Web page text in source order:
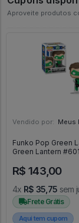
Aproveite produtos
Vendido por: Meus
Funko Pop Green
Green Lantern #601
R$ 143,00
4x R$ 35,75 sem
Frete Grátis
Aqui tem cupom